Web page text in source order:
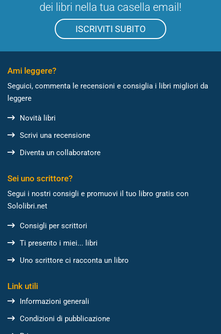
dei libri nella tua casella email!
ISCRIVITI SUBITO
Ami leggere?
Seguici, commenta le recensioni e consiglia i libri migliori da
leggere
Novità libri
Scrivi una recensione
Diventa un collaboratore
Sei uno scrittore?
Segui i nostri consigli e promuovi il tuo libro gratis con
Sololibri.net
Consigli per scrittori
Ti presento i miei... libri
Uno scrittore ci racconta un libro
Link utili
Informazioni generali
Condizioni di pubblicazione